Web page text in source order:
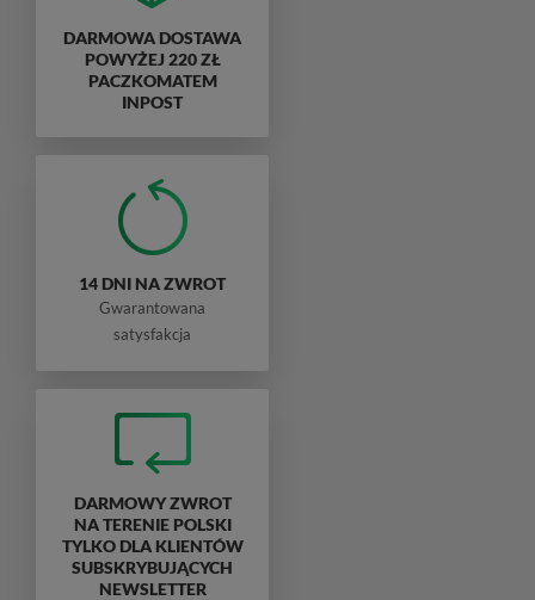
DARMOWA DOSTAWA
POWYŻEJ 220 ZŁ
PACZKOMATEM
INPOST
14 DNI NA ZWROT
Gwarantowana
satysfakcja
DARMOWY ZWROT
NA TERENIE POLSKI
TYLKO DLA KLIENTÓW
SUBSKRYBUJĄCYCH
NEWSLETTER